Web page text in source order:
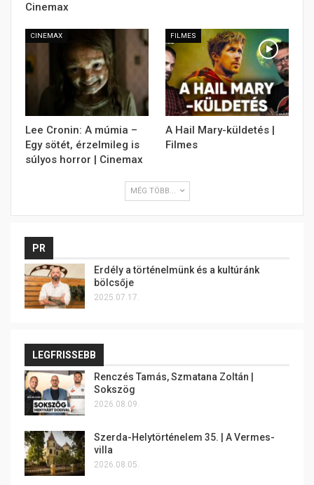
Cinemax
CINEMAX
Lee Cronin: A múmia –
Egy sötét, érzelmileg is
súlyos horror | Cinemax
FILMES
A Hail Mary-küldetés |
Filmes
MÉG TÖBB...
PR
Erdély a történelmünk és a kultúránk
bölcsője
2025.07.17.
LEGFRISSEBB
Renczés Tamás, Szmatana Zoltán |
Sokszög
2026.08.09.
Szerda-Helytörténelem 35. | A Vermes-
villa
2026.08.05.